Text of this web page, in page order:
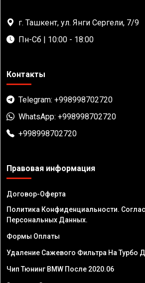
г. Ташкент, ул. Янги Сергели, 7/9
Пн-Сб | 10:00 - 18:00
Контакты
Telegram: +998998702720
WhatsApp: +998998702720
+998998702720
Правовая информация
Договор-Оферта
Политика Конфиденциальности.
Персональных Данных.
Формы Оплаты
Удаление Сажевого Фильтра На Турбо
Чип Тюнинг BMW После 2020.06